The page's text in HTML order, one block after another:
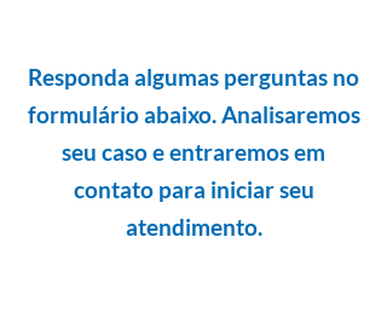
Responda algumas perguntas no
formulário abaixo. Analisaremos
seu caso e entraremos em
contato para iniciar seu
atendimento.